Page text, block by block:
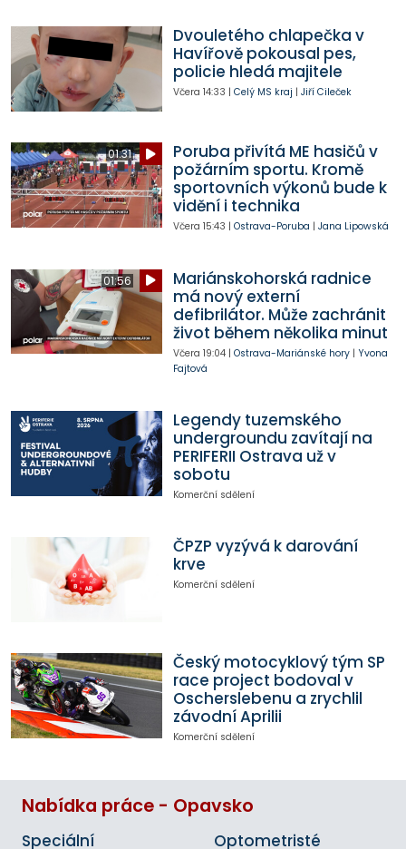
Dvouletého chlapečka v
Havířově pokousal pes,
policie hledá majitele
Včera 14:33 | Celý MS kraj | Jiří Cileček
01:31
Poruba přivítá ME hasičů v
požárním sportu. Kromě
sportovních výkonů bude k
vidění i technika
Včera 15:43 | Ostrava-Poruba | Jana Lipowská
01:56
Mariánskohorská radnice
má nový externí
defibrilátor. Může zachránit
život během několika minut
Včera 19:04| Ostrava-Mariánské hory| Yvona
Fajtová
Legendy tuzemského
undergroundu zavítají na
PERIFERII Ostrava už v
sobotu
Komerční sdělení
ČPZP vyzývá k darování
krve
Komerční sdělení
Český motocyklový tým SP
race project bodoval v
Oscherslebenu a zrychlil
závodní Aprilii
Komerční sdělení
Nabídka práce - Opavsko
Speciální
Optometristé